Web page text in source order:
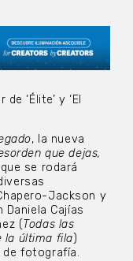
‘Élite’ y ‘El
, la nueva
que dejas,
se rodará
Jackson y
Cajías
( Todas las
la última fila)
de fotografía.